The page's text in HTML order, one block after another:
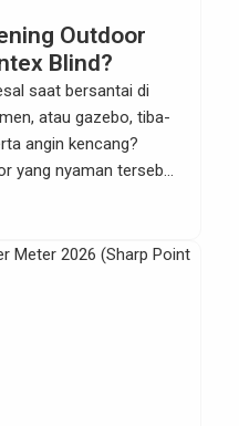
Outdoor
Blind?
saat bersantai di
atau gazebo, tiba-
angin kencang?
yang nyaman tersebut
akibat tampias air.
momok
kafe atau restoran
bubar karena